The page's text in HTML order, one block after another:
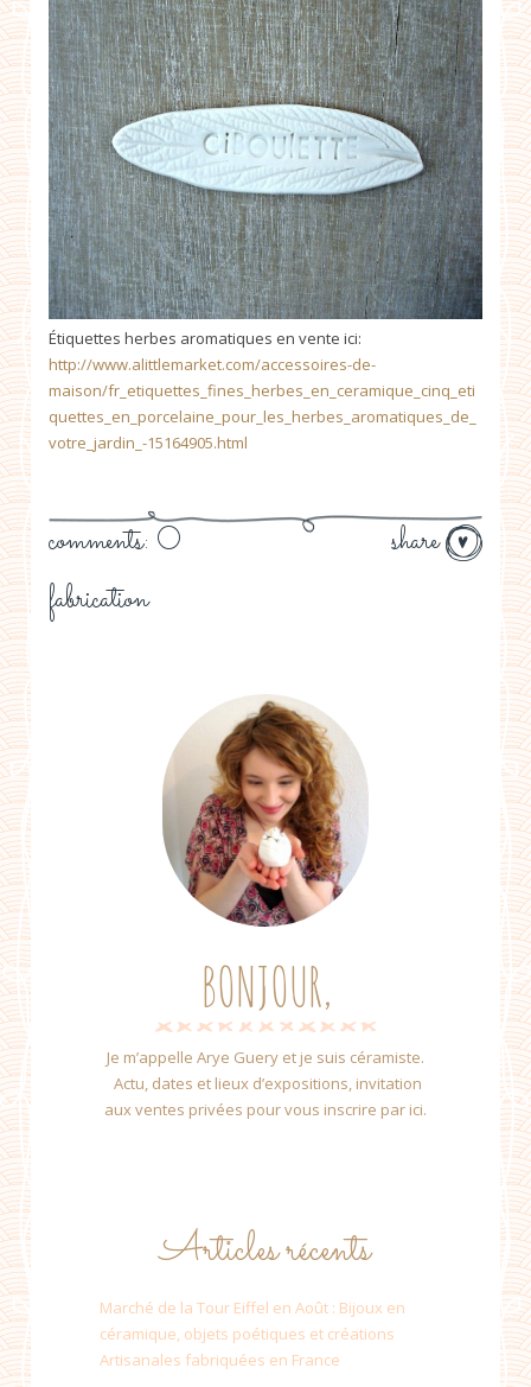
Étiquettes herbes aromatiques en vente ici:
http://www.alittlemarket.com/accessoires-de-
maison/fr_etiquettes_fines_herbes_en_ceramique_cinq_eti
quettes_en_porcelaine_pour_les_herbes_aromatiques_de_
votre_jardin_-15164905.html
share
comments: 0
fabrication
BONJOUR,
Je m’appelle Arye Guery et je suis céramiste.
Actu, dates et lieux d’expositions, invitation
aux ventes privées pour vous inscrire par ici.
Articles récents
Marché de la Tour Eiffel en Août : Bijoux en
céramique, objets poétiques et créations
Artisanales fabriquées en France